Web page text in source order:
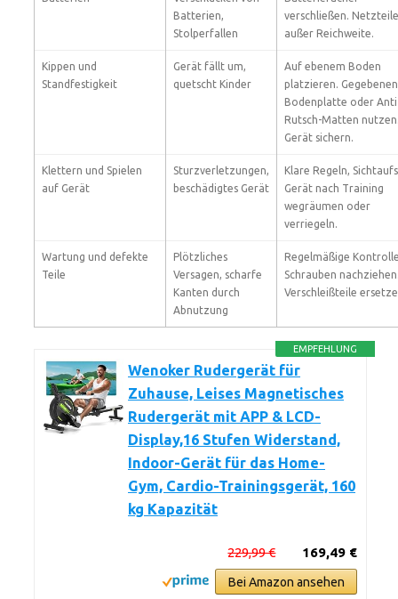
Batterien,
Stolperfallen
verschließen. Netzteile
außer Reichweite.
Kippen und
Standfestigkeit
Gerät fällt um,
quetscht Kinder
Auf ebenem Boden
platzieren.
Bodenplatte oder
Rutsch-Matten
Gerät sichern.
Klettern und Spielen
auf Gerät
Sturzverletzungen,
beschädigtes Gerät
Klare Regeln,
Gerät nach Training
wegräumen oder
verriegeln.
Wartung und defekte
Teile
Plötzliches
Versagen, scharfe
Kanten durch
Abnutzung
Regelmäßige
Schrauben
Verschleißteile
EMPFEHLUNG
Wenoker Rudergerät für
Zuhause, Leises Magnetisches
Rudergerät mit APP & LCD-
Display,16 Stufen Widerstand,
Indoor-Gerät für das Home-
Gym, Cardio-Trainingsgerät, 160
kg Kapazität
169,49 €
229,99 €
Bei Amazon ansehen